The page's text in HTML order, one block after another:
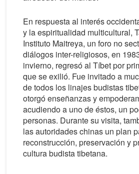
En respuesta al interés
y la espiritualidad multicultural,
Instituto Maitreya, un foro no
diálogos inter-religiosos, en
invierno, regresó al Tíbet por
que se exilió. Fue invitado a
de todos los linajes budistas
otorgó enseñanzas y
acudiendo a uno de éstos, un
personas. Durante su visita,
las autoridades chinas un plan
reconstrucción, preservación y
cultura budista tibetana.